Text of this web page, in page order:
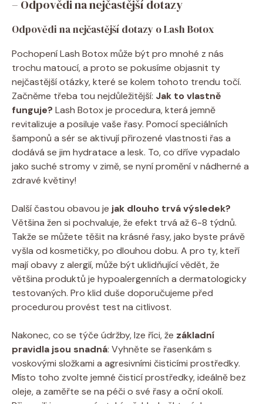
– Odpovědi na nejčastější dotazy
Odpovědi na nejčastější dotazy o Lash Botox
Pochopení Lash Botox může být pro mnohé z nás
trochu matoucí, a proto se pokusíme objasnit ty
nejčastější otázky, které se kolem tohoto trendu točí.
Začněme třeba tou nejdůležitější: Jak to vlastně
funguje? Lash Botox je procedura, která jemně
revitalizuje a posiluje vaše řasy. Pomocí speciálních
šamponů a sér se aktivují přirozené vlastnosti řas a
dodává se jim hydratace a lesk. To, co dříve vypadalo
jako suché stromy v zimě, se nyní promění v nádherné a
zdravé květiny!
Další častou obavou je jak dlouho trvá výsledek?
Většina žen si pochvaluje, že efekt trvá až 6-8 týdnů.
Takže se můžete těšit na krásné řasy, jako byste právě
vyšla od kosmetičky, po dlouhou dobu. A pro ty, kteří
mají obavy z alergií, může být uklidňující vědět, že
většina produktů je hypoalergenních a dermatologicky
testovaných. Pro klid duše doporučujeme před
procedurou provést test na citlivost.
Nakonec, co se týče údržby, lze říci, že základní
pravidla jsou snadná: Vyhněte se řasenkám s
voskovými složkami a agresivními čisticími prostředky.
Místo toho zvolte jemné čisticí prostředky, ideálně bez
oleje, a zaměřte se na péči o své řasy a oční okolí.